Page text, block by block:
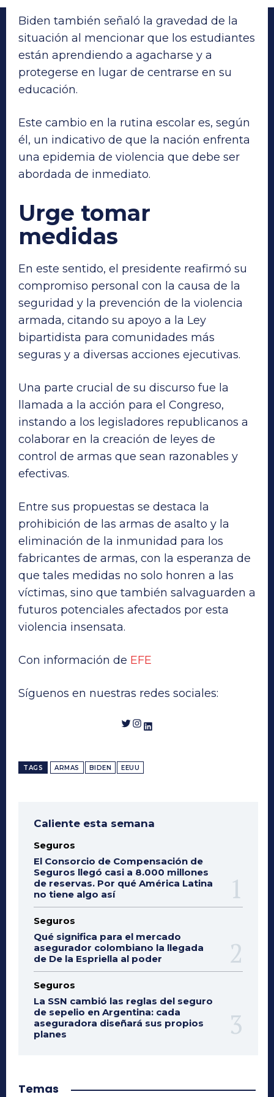
Biden también señaló la gravedad de la
situación al mencionar que los estudiantes
están aprendiendo a agacharse y a
protegerse en lugar de centrarse en su
educación.
Este cambio en la rutina escolar es, según
él, un indicativo de que la nación enfrenta
una epidemia de violencia que debe ser
abordada de inmediato.
Urge tomar
medidas
En este sentido, el presidente reafirmó su
compromiso personal con la causa de la
seguridad y la prevención de la violencia
armada, citando su apoyo a la Ley
bipartidista para comunidades más
seguras y a diversas acciones ejecutivas.
Una parte crucial de su discurso fue la
llamada a la acción para el Congreso,
instando a los legisladores republicanos a
colaborar en la creación de leyes de
control de armas que sean razonables y
efectivas.
Entre sus propuestas se destaca la
prohibición de las armas de asalto y la
eliminación de la inmunidad para los
fabricantes de armas, con la esperanza de
que tales medidas no solo honren a las
víctimas, sino que también salvaguarden a
futuros potenciales afectados por esta
violencia insensata.
Con información de EFE
Síguenos en nuestras redes sociales:
Twitter InstagramLinkedIn
TAGS ARMAS BIDEN EEUU
Caliente esta semana
Seguros
El Consorcio de Compensación de
Seguros llegó casi a 8.000 millones
de reservas. Por qué América Latina
no tiene algo así
Seguros
Qué significa para el mercado
asegurador colombiano la llegada
de De la Espriella al poder
Seguros
La SSN cambió las reglas del seguro
de sepelio en Argentina: cada
aseguradora diseñará sus propios
planes
Temas